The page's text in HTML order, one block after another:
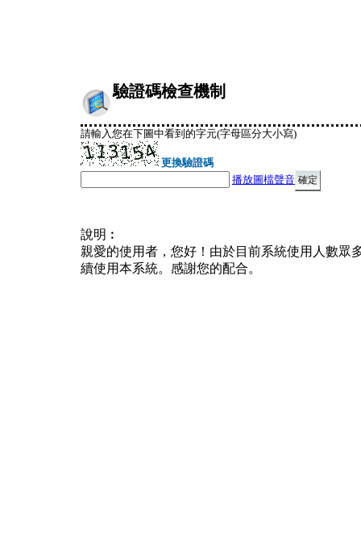
驗證碼檢查機制
請輸入您在下圖中看到的字元(字母區分大小寫)
更換驗證碼
播放圖檔聲音
說明︰
親愛的使用者，您好！由於目前系統使用人數眾
續使用本系統。感謝您的配合。